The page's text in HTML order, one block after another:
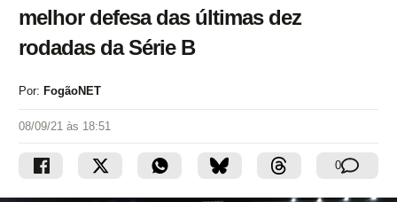
melhor defesa das últimas dez
rodadas da Série B
Por: FogãoNET
08/09/21 às 18:51
0